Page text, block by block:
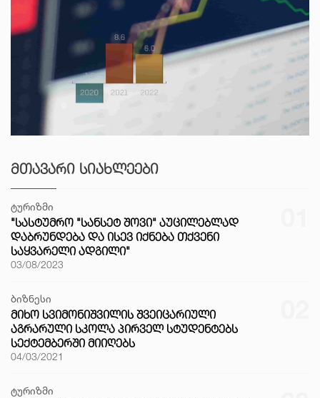
ᲛᲗᲐᲕᲐᲠᲘ ᲡᲘᲐᲮᲚᲔᲔᲑᲘ
ტურიზმი
"ᲡᲐᲡᲢᲣᲛᲠᲝ "ᲡᲐᲜᲡᲔᲢ ᲨᲝᲕᲘ" ᲐᲣᲪᲘᲚᲔᲑᲚᲐᲓ
ᲓᲐᲑᲠᲣᲜᲓᲔᲑᲐ ᲓᲐ ᲘᲡᲔᲕ ᲘᲥᲜᲔᲑᲐ ᲗᲥᲕᲔᲜᲘ
ᲡᲐᲧᲕᲐᲠᲔᲚᲘ ᲐᲓᲒᲘᲚᲘ"
03/08/2023
ბიზნესი
ᲛᲘᲮᲝ ᲡᲕᲘᲛᲝᲜᲘᲨᲕᲘᲚᲘᲡ ᲨᲕᲔᲘᲪᲐᲠᲘᲣᲚᲘ
ᲐᲒᲠᲐᲠᲣᲚᲘ ᲡᲙᲝᲚᲐ ᲞᲘᲠᲕᲔᲚ ᲡᲢᲣᲓᲔᲜᲢᲔᲑᲡ
ᲡᲔᲥᲢᲔᲛᲑᲔᲠᲨᲘ ᲛᲘᲘᲦᲔᲑᲡ
04/03/2021
ტურიზმი